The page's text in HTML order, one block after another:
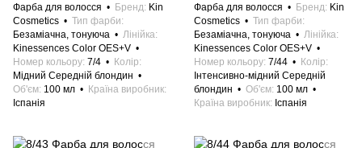
Фарба для волосся
Бренд Kin
Cosmetics
Тип фарби
Безаміачна, тонуюча
Лінійка
Kinessences Color OES+V
Номер кольору 7/4
Колір
Мідний Середній блондин
Об'єм 100 мл
Країна виробник
Іспанія
Фарба для волосся
Бренд Kin
Cosmetics
Тип фарби
Безаміачна, тонуюча
Лінійка
Kinessences Color OES+V
Номер кольору 7/44
Колір
Інтенсивно-мідний Середній
блондин
Об'єм 100 мл
Країна виробник
Іспанія